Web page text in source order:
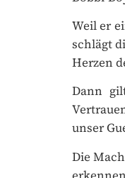
Weil er
schlägt
Herzen
Dann
unser
Die